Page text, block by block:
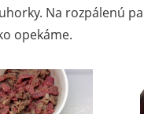
Na rozpálenú
opekáme.